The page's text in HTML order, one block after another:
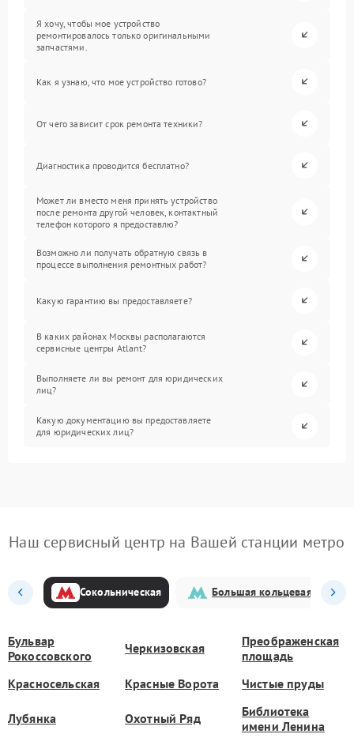
Я хочу, чтобы мое устройство
ремонтировалось только оригинальными
запчастями.
Как я узнаю, что мое устройство готово?
От чего зависит срок ремонта техники?
Диагностика проводится бесплатно?
Может ли вместо меня принять устройство
после ремонта другой человек, контактный
телефон которого я предоставлю?
Возможно ли получать обратную связь в
процессе выполнения ремонтных работ?
Какую гарантию вы предоставляете?
В каких районах Москвы располагаются
сервисные центры Atlant?
Выполняете ли вы ремонт для юридических
лиц?
Какую документацию вы предоставляете
для юридических лиц?
Наш сервисный центр на Вашей станции метро
Сокольническая Большая кольцевая
Бульвар
Рокоссовского
Черкизовская
Преображенская
площадь
Красносельская
Красные Ворота Чистые пруды
Лубянка Охотный Ряд
Библиотека
имени Ленина